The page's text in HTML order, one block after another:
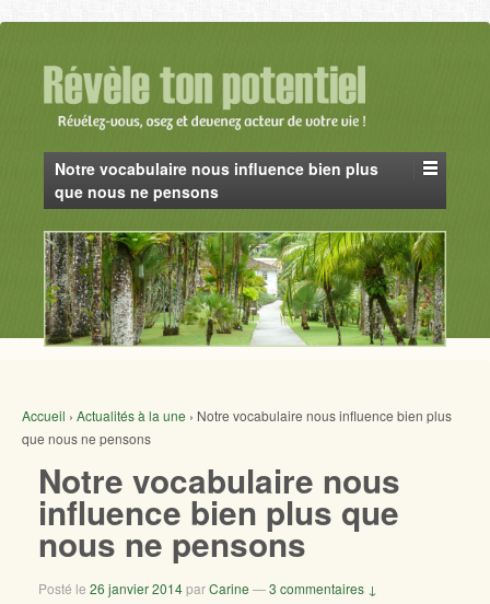
Notre vocabulaire nous influence bien plus
que nous ne pensons
Accueil › Actualités à la une › Notre vocabulaire nous influence bien plus
que nous ne pensons
Notre vocabulaire nous
influence bien plus que
nous ne pensons
Posté le 26 janvier 2014parCarine —3 commentaires ↓